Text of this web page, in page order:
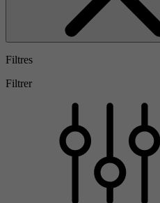
Filtres
Filtrer